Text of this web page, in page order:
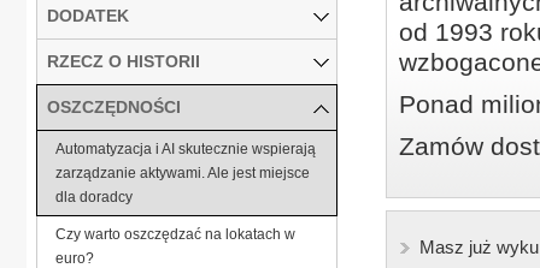
od 1993
Ponad
Zamów
Masz już
DODATEK
RZECZ O HISTORII
OSZCZĘDNOŚCI
Automatyzacja i AI skutecznie wspierają
zarządzanie aktywami. Ale jest miejsce
dla doradcy
Czy warto oszczędzać na lokatach w
euro?